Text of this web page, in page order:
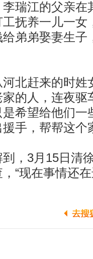
江的父亲在
抚养一儿一女
给弟弟娶妻生
赶来的时姓
的人，连夜驱
希望给他们
手，帮帮这个
3月15日清徐
“现在事情还